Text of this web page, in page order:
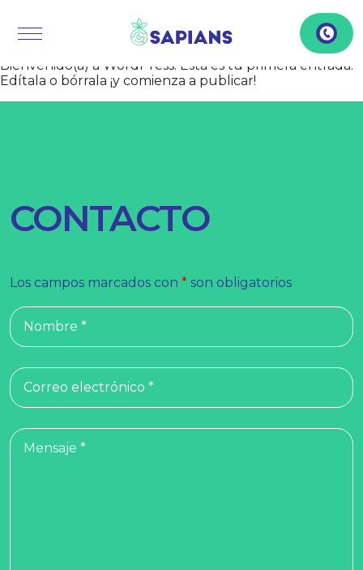
» SIN CATEGORÍA
Bienvenido(a) a WordPress. Esta es tu primera entrada.
Edítala o bórrala ¡y comienza a publicar!
CONTACTO
Los campos marcados con * son obligatorios